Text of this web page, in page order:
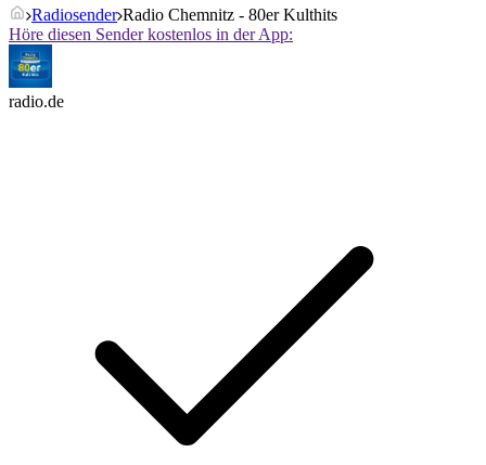
Radiosender Radio Chemnitz - 80er Kulthits
Höre diesen Sender kostenlos in der App:
radio.de